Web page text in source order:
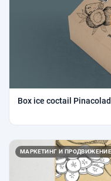
Box ice coctail
МАРКЕТИНГ И ПРОДВИЖЕНИЕ